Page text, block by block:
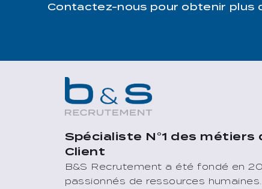
Contactez-nous pour obtenir plus
Spécialiste N°1 des métiers
Client
B&S Recrutement a été fondé en
passionnés de ressources